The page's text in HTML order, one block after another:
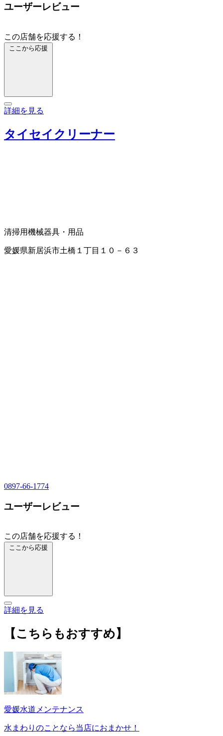
ユーザーレビュー
この店舗を応援する！
ここから応援
詳細を見る
タイセイクリーナー
清掃用機械器具・用品
愛媛県新居浜市土橋１丁目１０－６３
0897-66-1774
ユーザーレビュー
この店舗を応援する！
ここから応援
詳細を見る
【こちらもおすすめ】
愛媛水道メンテナンス
水まわりのことなら当店におまかせ！